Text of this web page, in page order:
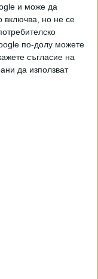
и може да
включва, но не се
по-долу можете
съгласие на
да използват